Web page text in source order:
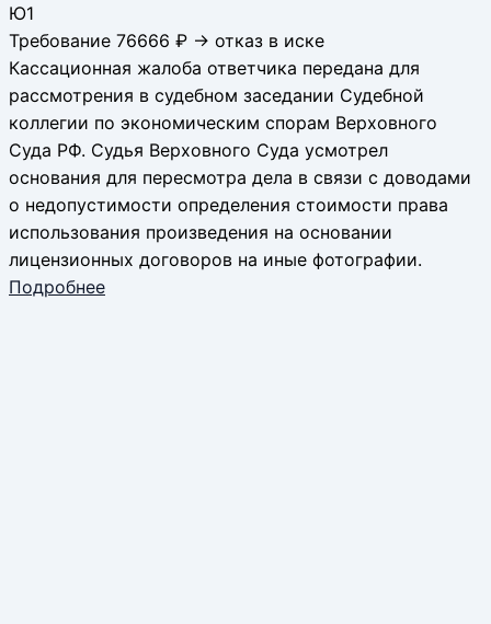
Ю1
Требование 76666 ₽ → отказ в иске
Кассационная жалоба ответчика передана для
рассмотрения в судебном заседании Судебной
коллегии по экономическим спорам Верховного
Суда РФ. Судья Верховного Суда усмотрел
основания для пересмотра дела в связи с доводами
о недопустимости определения стоимости права
использования произведения на основании
лицензионных договоров на иные фотографии.
Подробнее